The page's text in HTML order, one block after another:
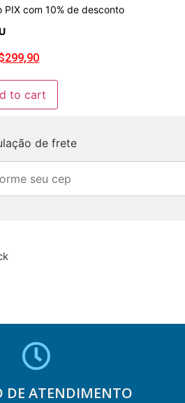
299,90
PIX com 10% de desconto
to cart
de frete
DE ATENDIMENTO